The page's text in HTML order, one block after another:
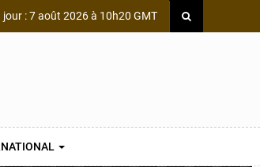
jour : 7 août 2026 à 10h20 GMT